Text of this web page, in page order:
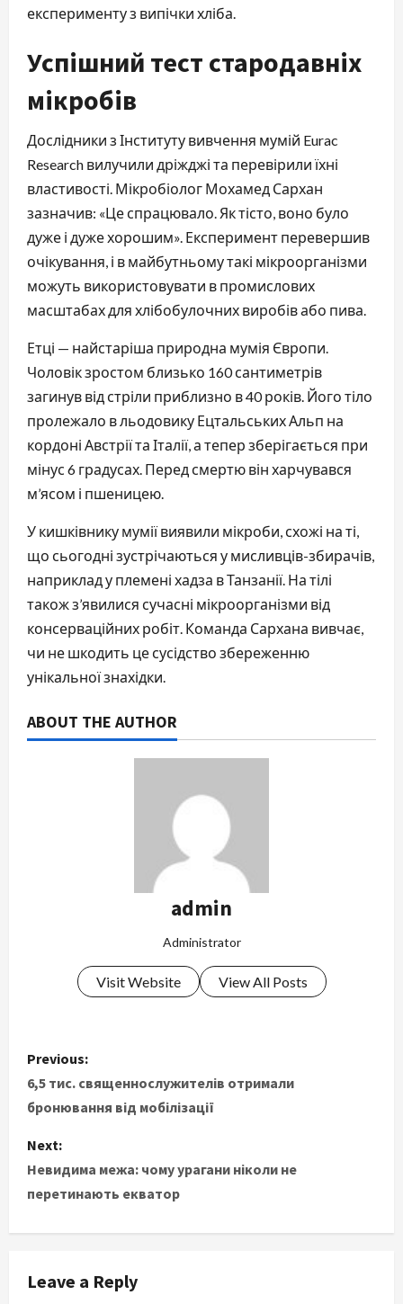
експерименту з випічки хліба.
Успішний тест стародавніх
мікробів
Дослідники з Інституту вивчення мумій Eurac
Research вилучили дріжджі та перевірили їхні
властивості. Мікробіолог Мохамед Сархан
зазначив: «Це спрацювало. Як тісто, воно було
дуже і дуже хорошим». Експеримент перевершив
очікування, і в майбутньому такі мікроорганізми
можуть використовувати в промислових
масштабах для хлібобулочних виробів або пива.
Етці — найстаріша природна мумія Європи.
Чоловік зростом близько 160 сантиметрів
загинув від стріли приблизно в 40 років. Його тіло
пролежало в льодовику Ецтальських Альп на
кордоні Австрії та Італії, а тепер зберігається при
мінус 6 градусах. Перед смертю він харчувався
м’ясом і пшеницею.
У кишківнику мумії виявили мікроби, схожі на ті,
що сьогодні зустрічаються у мисливців-збирачів,
наприклад у племені хадза в Танзанії. На тілі
також з’явилися сучасні мікроорганізми від
консерваційних робіт. Команда Сархана вивчає,
чи не шкодить це сусідство збереженню
унікальної знахідки.
ABOUT THE AUTHOR
admin
Administrator
Visit Website View All Posts
P
o
s
t
n
a
v
Previous:
6,5 тис. священнослужителів отримали
бронювання від мобілізації
Next:
Невидима межа: чому урагани ніколи не
перетинають екватор
Leave a Reply